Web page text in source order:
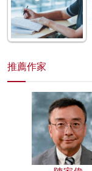
推薦作家